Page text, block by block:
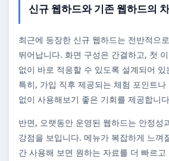
신규 웹하드와 기존 웹하드의
최근에 등장한 신규 웹하드는 전반적으
뛰어납니다. 화면 구성은 간결하고, 첫
없이 바로 적응할 수 있도록 설계되어
특히, 가입 직후 제공되는 체험 포인트
없이 사용해보기 좋은 기회를 제공합니
반면, 오랫동안 운영된 웹하드는 안정성
강점을 보입니다. 메뉴가 복잡하게 느껴
간 사용해 보면 원하는 자료를 더 빠르